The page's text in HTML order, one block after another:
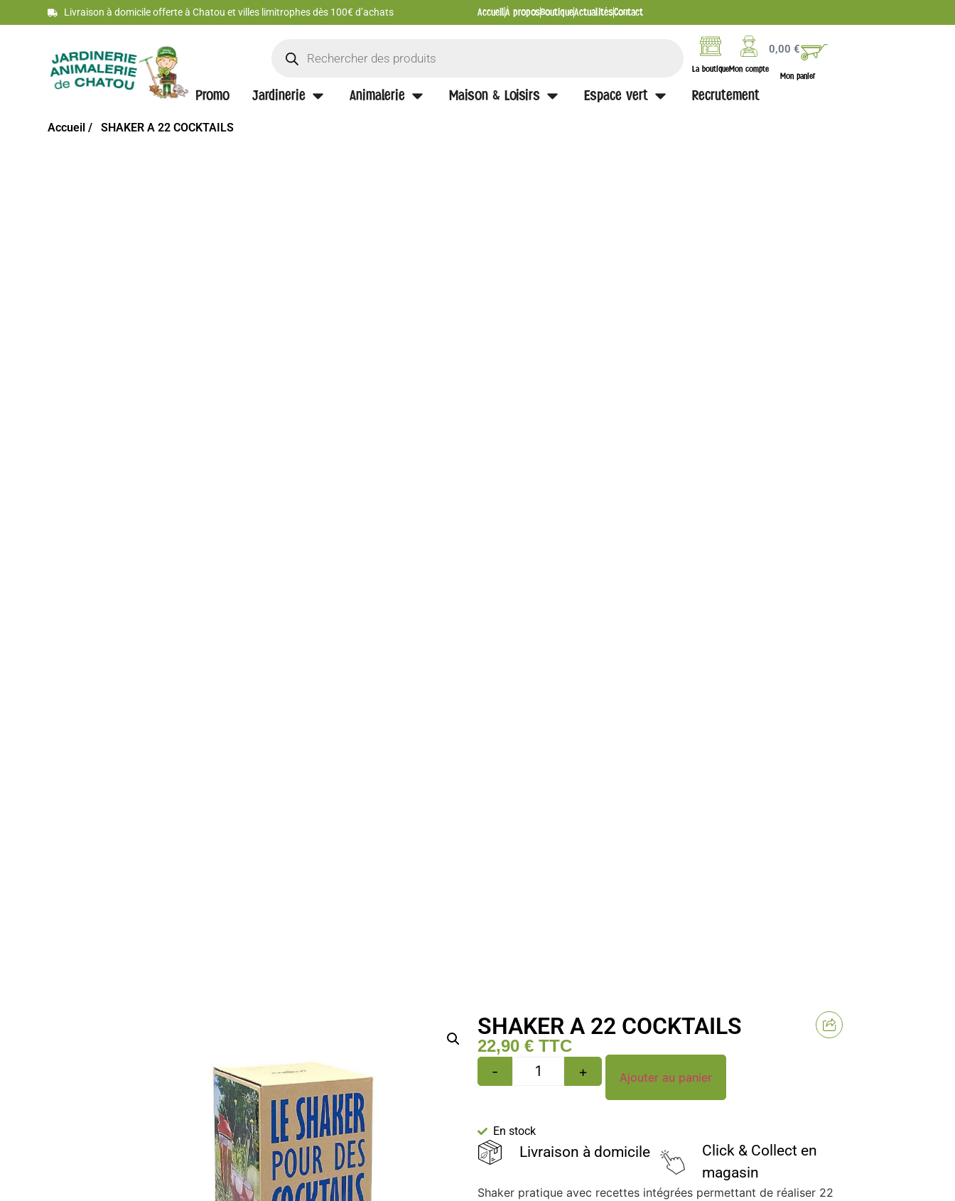
Livraison à domicile offerte à Chatou et villes limitrophes dès 100€ d’achats AccueilÀ proposBoutiqueActualitésContact
La boutiqueMon compte
0,00€
Mon panier
Promo Jardinerie Animalerie Maison & Loisirs Espace vert Recrutement
Accueil / SHAKER A 22 COCKTAILS
SHAKER A 22 COCKTAILS
22,90 €TTC
- + Ajouter au panier
En stock
Livraison à domicile
Click & Collect en
magasin
Shaker pratique avec recettes intégrées permettant de réaliser 22